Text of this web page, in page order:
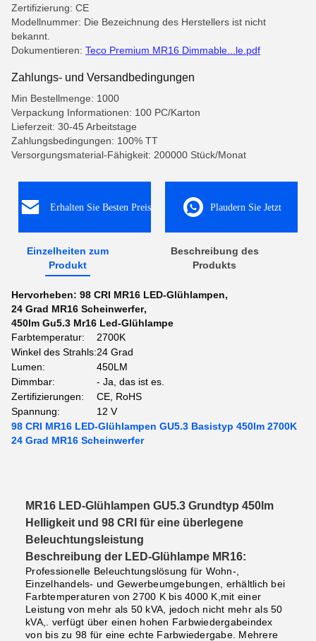
Zertifizierung: CE
Modellnummer: Die Bezeichnung des Herstellers ist nicht
bekannt.
Dokumentieren: Teco Premium MR16 Dimmable...le.pdf
Zahlungs- und Versandbedingungen
Min Bestellmenge: 1000
Verpackung Informationen: 100 PC/Karton
Lieferzeit: 30-45 Arbeitstage
Zahlungsbedingungen: 100% TT
Versorgungsmaterial-Fähigkeit: 200000 Stück/Monat
Erhalten Sie Besten Preis Plaudern Sie Jetzt
Einzelheiten zum
Produkt
Beschreibung des
Produkts
Hervorheben: 98 CRI MR16 LED-Glühlampen,
24 Grad MR16 Scheinwerfer,
450lm Gu5.3 Mr16 Led-Glühlampe
Farbtemperatur:
2700K
Winkel des Strahls:24 Grad
Lumen:
450LM
Dimmbar:
- Ja, das ist es.
Zertifizierungen:
CE, RoHS
Spannung:
12 V
98 CRI MR16 LED-Glühlampen GU5.3 Basistyp 450lm 2700K
24 Grad MR16 Scheinwerfer
MR16 LED-Glühlampen GU5.3 Grundtyp 450lm
Helligkeit und 98 CRI für eine überlegene
Beleuchtungsleistung
Beschreibung der LED-Glühlampe MR16:
Professionelle Beleuchtungslösung für Wohn-,
Einzelhandels- und Gewerbeumgebungen, erhältlich bei
Farbtemperaturen von 2700 K bis 4000 K,mit einer
Leistung von mehr als 50 kVA, jedoch nicht mehr als 50
kVA,. verfügt über einen hohen Farbwiedergabeindex
von bis zu 98 für eine echte Farbwiedergabe. Mehrere